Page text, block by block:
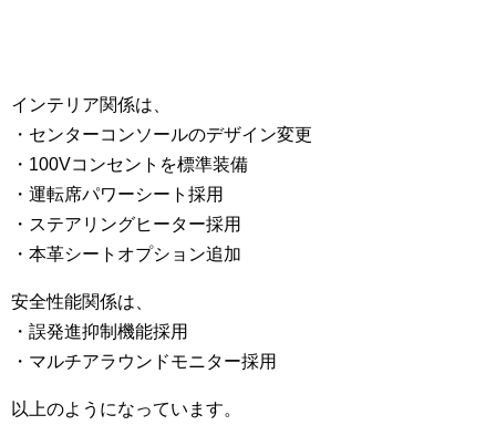
インテリア関係は、
・センターコンソールのデザイン変更
・100Vコンセントを標準装備
・運転席パワーシート採用
・ステアリングヒーター採用
・本革シートオプション追加
安全性能関係は、
・誤発進抑制機能採用
・マルチアラウンドモニター採用
以上のようになっています。